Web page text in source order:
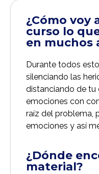
¿Cómo voy
curso lo
en muchos
Durante todos
silenciando las
distanciando de tu
emociones con
raíz del problema,
emociones y así
¿Dónde
material?